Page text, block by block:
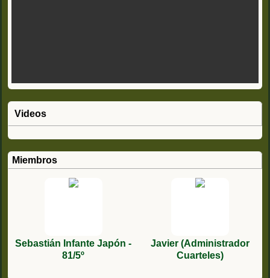
Videos
Miembros
Sebastián Infante Japón -
81/5º
Javier (Administrador
Cuarteles)